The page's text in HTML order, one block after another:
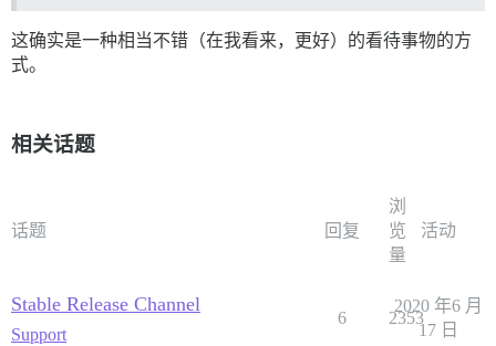
这确实是一种相当不错（在我看来，更好）的看待事物的方
式。
相关话题
话题 回复
浏
览
量
活动
Stable Release Channel
Support
6 2353
2020 年6 月
17 日